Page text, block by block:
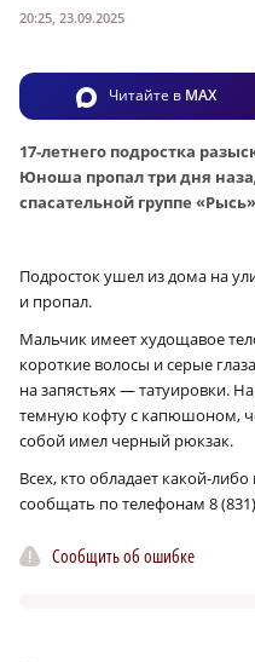
20:25, 23.09.2025
Читайте в MAX
17-летнего подростка
Юноша пропал три дня
спасательной группе
Подросток ушел из дома на
и пропал.
Мальчик имеет худощавое
короткие волосы и серые
на запястьях — татуировки.
темную кофту с капюшоном,
собой имел черный рюкзак.
Всех, кто обладает какой-
сообщать по телефонам 8
Сообщить об ошибке